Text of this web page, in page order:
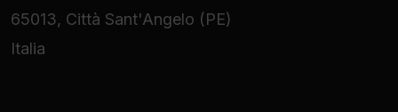
65013, Città Sant'Angelo (PE)
Italia